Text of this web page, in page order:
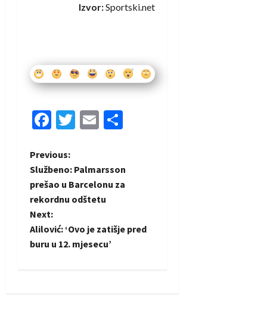
Izvor:Sportski.net
Facebook
Twitter
Email
P
o
s
t
Previous:
Službeno: Palmarsson
prešao u Barcelonu za
rekordnu odštetu
Next:
Alilović: ‘Ovo je zatišje pred
buru u 12. mjesecu’